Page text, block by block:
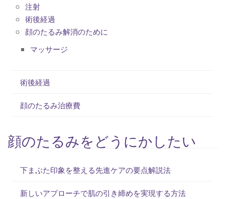
注射
術後経過
顔のたるみ解消のために
マッサージ
術後経過
顔のたるみ治療費
顔のたるみをどうにかしたい
下まぶた印象を整える先進ケアの要点解説法
新しいアプローチで肌の引き締めを実現する方法